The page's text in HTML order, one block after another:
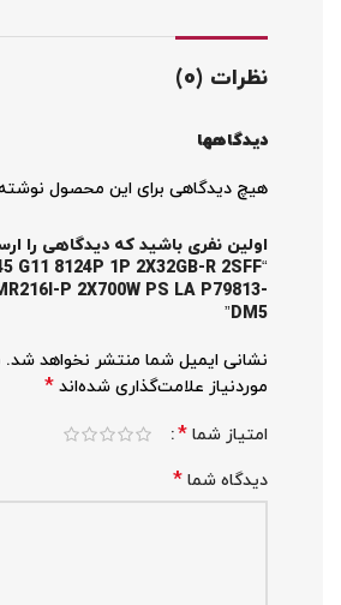
نظرات (0)
دیدگاهها
هیچ دیدگاهی برای این محصول
اولین نفری باشید که دیدگاهی را
G11 8124P 1P 2X32GB-R 2SFF
P 2X700W PS LA P79813-
DM5”
نشانی ایمیل شما منتشر نخواهد شد.
موردنیاز علامت‌گذاری شده‌اند *
امتیاز شما *
دیدگاه شما *